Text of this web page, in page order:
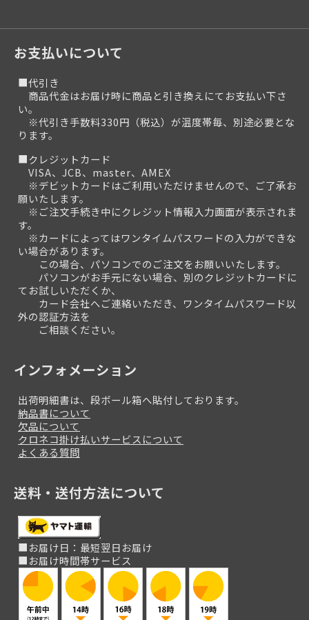
お支払いについて
■代引き
商品代金はお届け時に商品と引き換えにてお支払い下さ
い。
※代引き手数料330円（税込）が温度帯毎、別途必要とな
ります。
■クレジットカード
VISA、JCB、master、AMEX
※デビットカードはご利用いただけませんので、ご了承お
願いたします。
※ご注文手続き中にクレジット情報入力画面が表示されま
す。
※カードによってはワンタイムパスワードの入力ができな
い場合があります。
この場合、パソコンでのご注文をお願いいたします。
パソコンがお手元にない場合、別のクレジットカードに
てお試しいただくか、
カード会社へご連絡いただき、ワンタイムパスワード以
外の認証方法を
ご相談ください。
インフォメーション
出荷明細書は、段ボール箱へ貼付しております。
納品書について
欠品について
クロネコ掛け払いサービスについて
よくある質問
送料・送付方法について
■お届け日：最短翌日お届け
■お届け時間帯サービス